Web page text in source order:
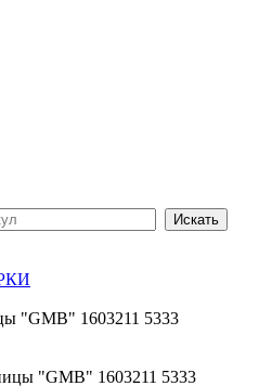
"GMB" 1603211 5333